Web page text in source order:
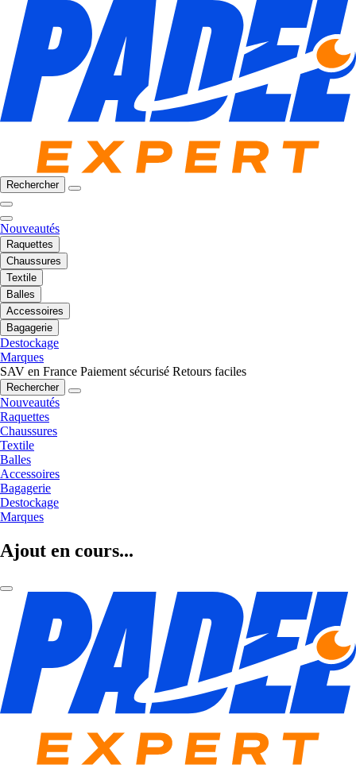
Rechercher
Nouveautés
Raquettes
Chaussures
Textile
Balles
Accessoires
Bagagerie
Destockage
Marques
SAV en France Paiement sécurisé Retours faciles
Rechercher
Nouveautés
Raquettes
Chaussures
Textile
Balles
Accessoires
Bagagerie
Destockage
Marques
Ajout en cours...